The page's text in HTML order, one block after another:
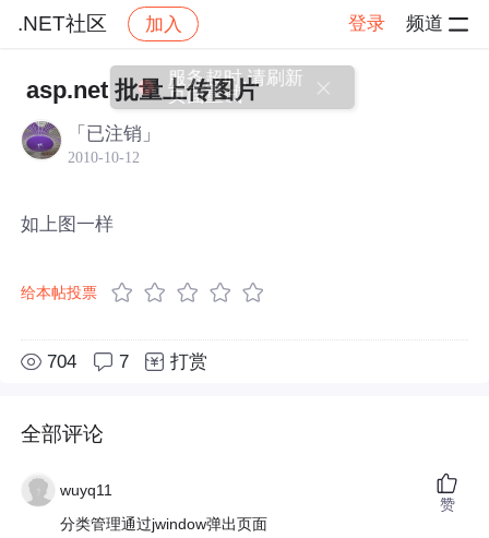
.NET社区 加入 登录 频道
.NET社区 帖子详情
asp.net 批量上传图片
「已注销」
2010-10-12
如上图一样
给本帖投票
704 7 打赏
全部评论
wuyq11
分类管理通过jwindow弹出页面
赞
服务超时,请刷新
页面重试